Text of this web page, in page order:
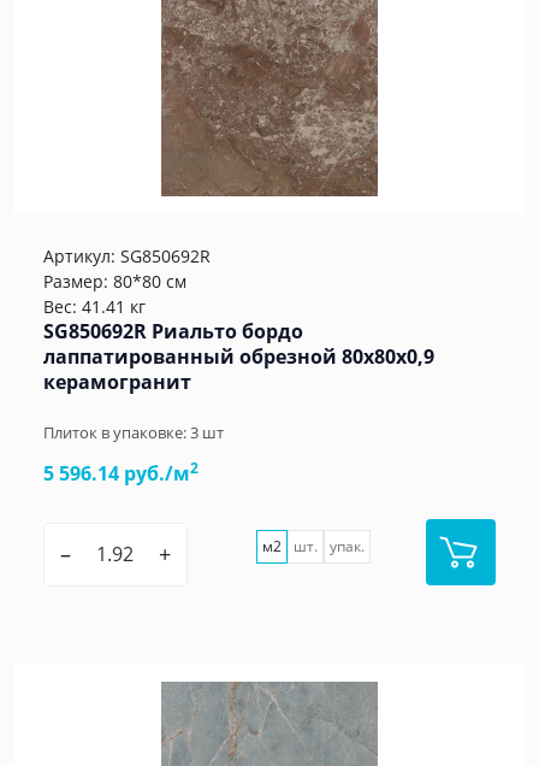
Артикул: SG850692R
Размер: 80*80 см
Вес: 41.41 кг
SG850692R Риальто бордо
лаппатированный обрезной 80x80x0,9
керамогранит
Плиток в упаковке:3 шт
5 596.14 руб./м2
– + м2 шт. упак.